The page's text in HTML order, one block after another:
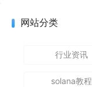
网站分类
行业资讯
solana教程